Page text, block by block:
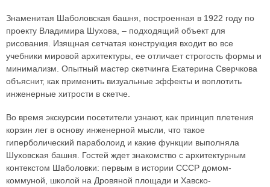
Знаменитая Шаболовская башня, построенная в 1922 году по
проекту Владимира Шухова, – подходящий объект для
рисования. Изящная сетчатая конструкция входит во все
учебники мировой архитектуры, ее отличает строгость формы и
минимализм. Опытный мастер скетчинга Екатерина Сверчкова
объяснит, как применить визуальные эффекты и воплотить
инженерные хитрости в скетче.
Во время экскурсии посетители узнают, как принцип плетения
корзин лег в основу инженерной мысли, что такое
гиперболический параболоид и какие функции выполняла
Шуховская башня. Гостей ждет знакомство с архитектурным
контекстом Шаболовки: первым в истории СССР домом-
коммуной, школой на Дровяной площади и Хавско-